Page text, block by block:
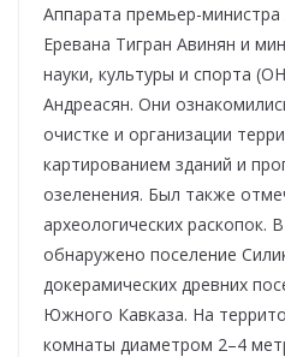
Аппарата премьер-
Еревана Тигран Авинян и
науки, культуры и спорта
Андреасян. Они
очистке и организации
картированием зданий и
озеленения. Был также
археологических раскопок.
обнаружено поселение
докерамических древних
Южного Кавказа. На
комнаты диаметром 2–4